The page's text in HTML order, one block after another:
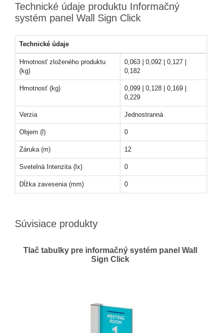
Technické údaje produktu Informačný
systém panel Wall Sign Click
Technické údaje
Hmotnosť zloženého produktu
(kg)
0,063 | 0,092 | 0,127 |
0,182
Hmotnosť (kg)
0,099 | 0,128 | 0,169 |
0,229
Verzia Jednostranná
Objem (l) 0
Záruka (m) 12
Svetelná Intenzita (lx) 0
Dĺžka zavesenia (mm) 0
Súvisiace produkty
Tlač tabulky pre informačný systém panel Wall
Sign Click